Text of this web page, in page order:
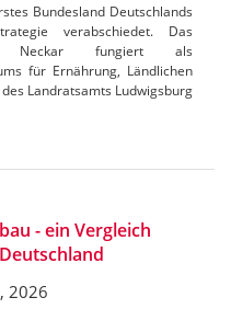
Bundesland Deutschlands
verabschiedet. Das
Neckar fungiert als
für Ernährung, Ländlichen
Landratsamts Ludwigsburg
- ein Vergleich
2026